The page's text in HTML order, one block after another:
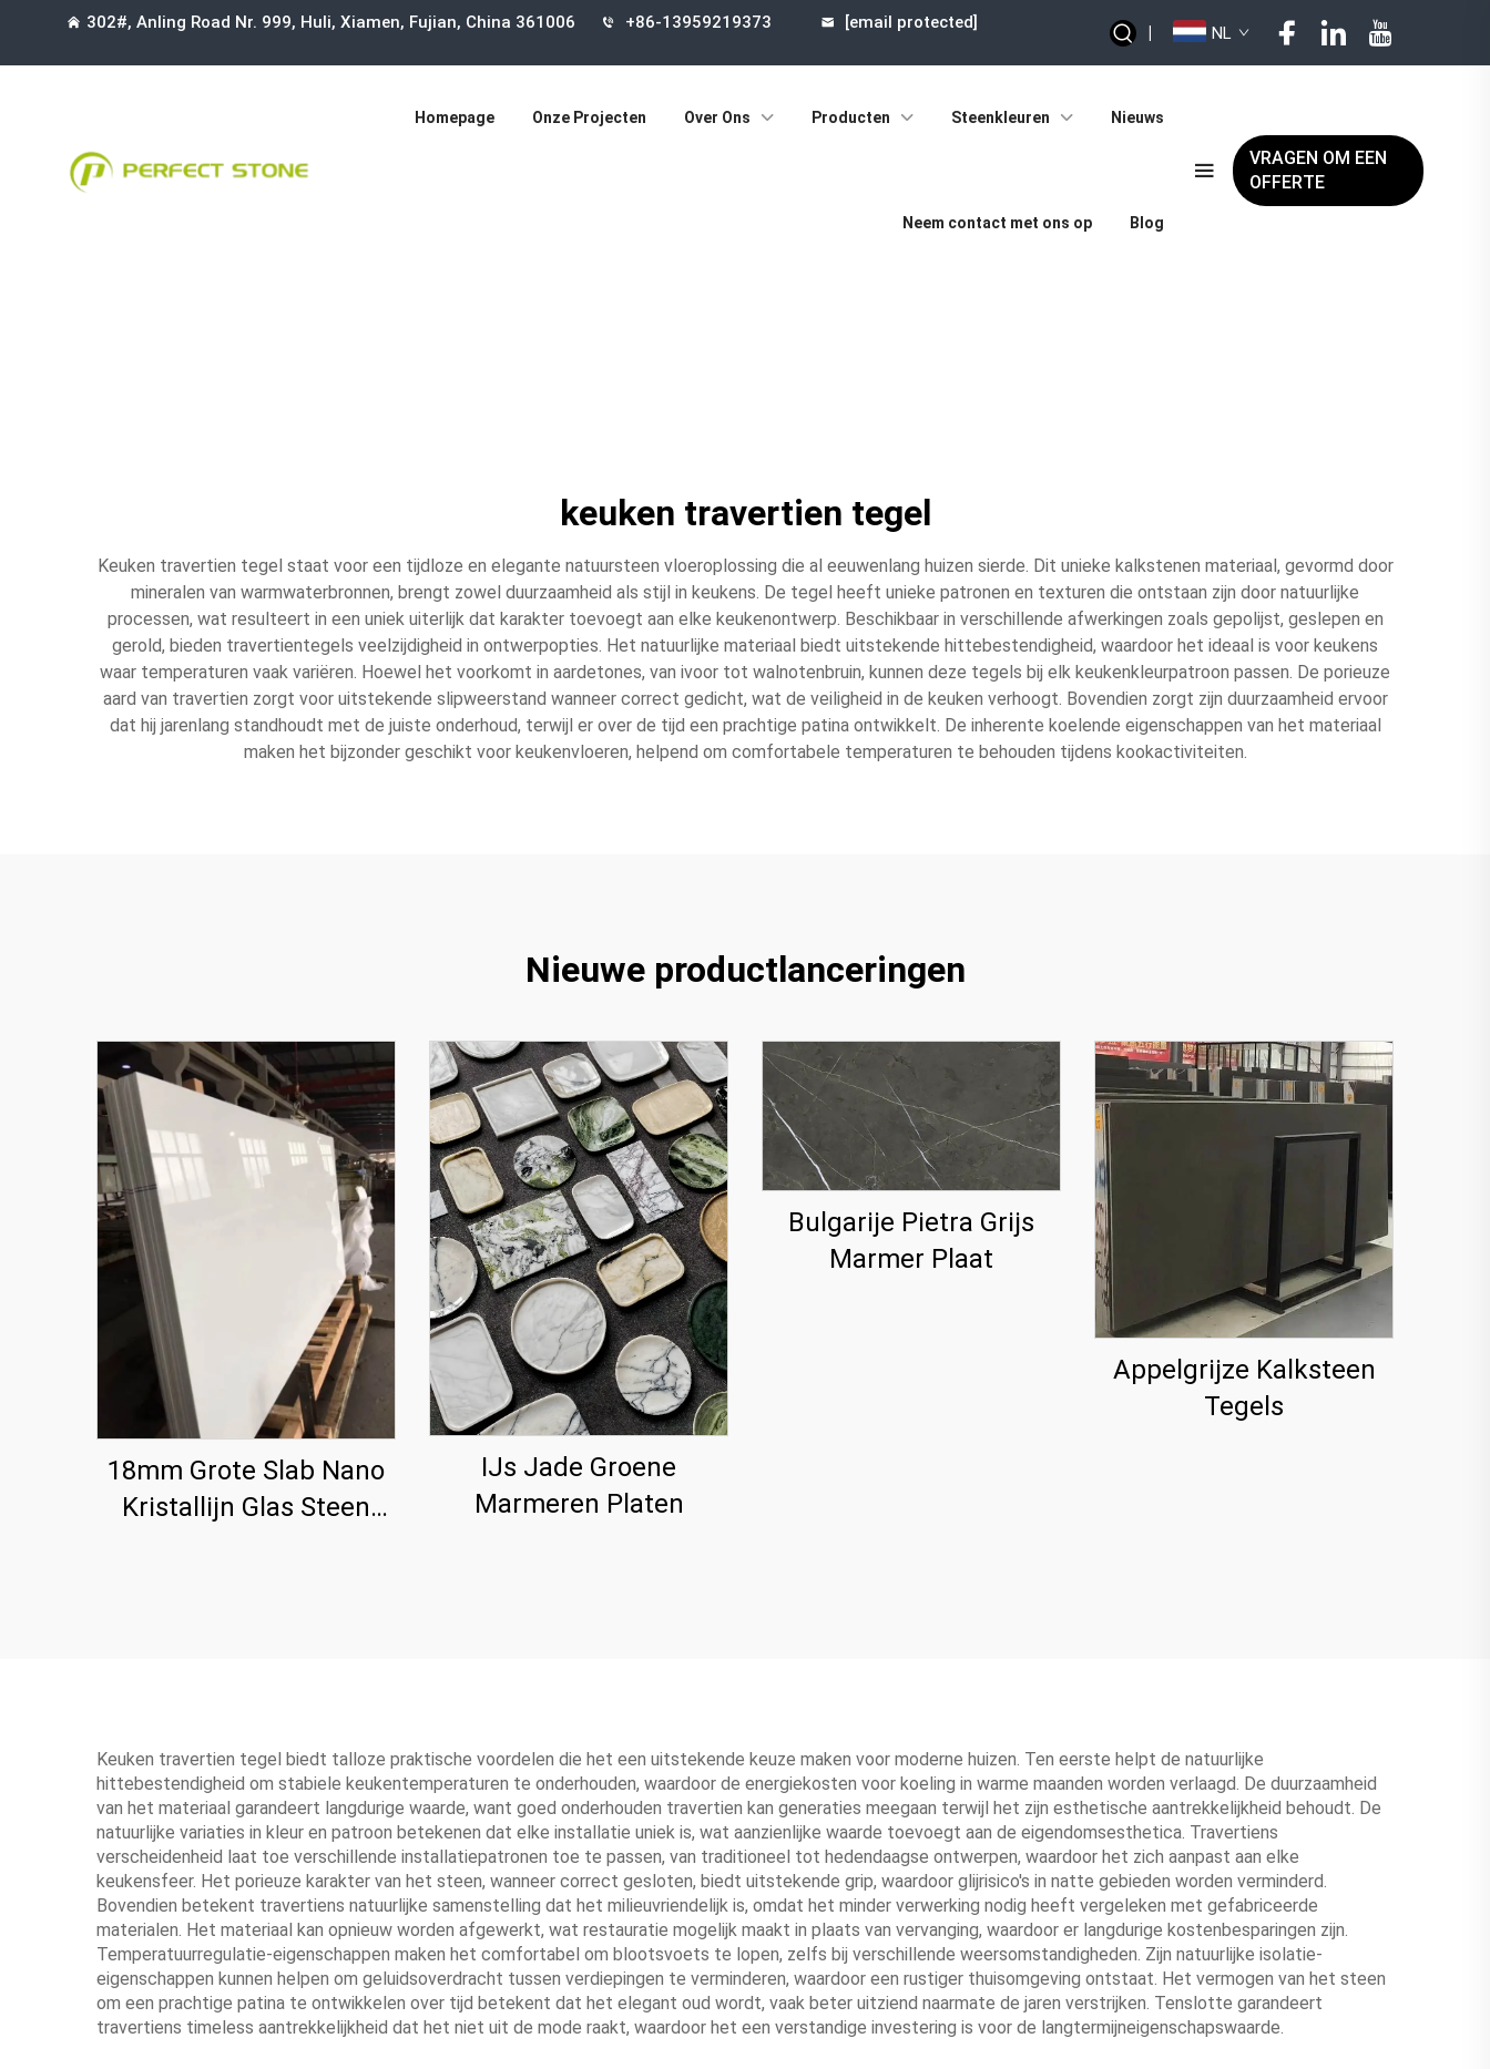
302#, Anling Road Nr. 999, Huli, Xiamen, Fujian, China 361006 +86-13959219373 [email protected] | NL
Homepage Onze Projecten Over Ons Producten Steenkleuren Nieuws
Neem contact met ons op Blog
VRAGEN OM EEN
OFFERTE
keuken travertien tegel
Keuken travertien tegel staat voor een tijdloze en elegante natuursteen vloeroplossing die al eeuwenlang huizen sierde. Dit unieke kalkstenen materiaal, gevormd door
mineralen van warmwaterbronnen, brengt zowel duurzaamheid als stijl in keukens. De tegel heeft unieke patronen en texturen die ontstaan zijn door natuurlijke
processen, wat resulteert in een uniek uiterlijk dat karakter toevoegt aan elke keukenontwerp. Beschikbaar in verschillende afwerkingen zoals gepolijst, geslepen en
gerold, bieden travertientegels veelzijdigheid in ontwerpopties. Het natuurlijke materiaal biedt uitstekende hittebestendigheid, waardoor het ideaal is voor keukens
waar temperaturen vaak variëren. Hoewel het voorkomt in aardetones, van ivoor tot walnotenbruin, kunnen deze tegels bij elk keukenkleurpatroon passen. De porieuze
aard van travertien zorgt voor uitstekende slipweerstand wanneer correct gedicht, wat de veiligheid in de keuken verhoogt. Bovendien zorgt zijn duurzaamheid ervoor
dat hij jarenlang standhoudt met de juiste onderhoud, terwijl er over de tijd een prachtige patina ontwikkelt. De inherente koelende eigenschappen van het materiaal
maken het bijzonder geschikt voor keukenvloeren, helpend om comfortabele temperaturen te behouden tijdens kookactiviteiten.
Nieuwe productlanceringen
18mm Grote Slab Nano
Kristallijn Glas Steen
IJs Jade Groene
Marmeren Platen
Bulgarije Pietra Grijs
Marmer Plaat
Appelgrijze Kalksteen
Tegels
Keuken travertien tegel biedt talloze praktische voordelen die het een uitstekende keuze maken voor moderne huizen. Ten eerste helpt de natuurlijke
hittebestendigheid om stabiele keukentemperaturen te onderhouden, waardoor de energiekosten voor koeling in warme maanden worden verlaagd. De duurzaamheid
van het materiaal garandeert langdurige waarde, want goed onderhouden travertien kan generaties meegaan terwijl het zijn esthetische aantrekkelijkheid behoudt. De
natuurlijke variaties in kleur en patroon betekenen dat elke installatie uniek is, wat aanzienlijke waarde toevoegt aan de eigendomsesthetica. Travertiens
verscheidenheid laat toe verschillende installatiepatronen toe te passen, van traditioneel tot hedendaagse ontwerpen, waardoor het zich aanpast aan elke
keukensfeer. Het porieuze karakter van het steen, wanneer correct gesloten, biedt uitstekende grip, waardoor glijrisico's in natte gebieden worden verminderd.
Bovendien betekent travertiens natuurlijke samenstelling dat het milieuvriendelijk is, omdat het minder verwerking nodig heeft vergeleken met gefabriceerde
materialen. Het materiaal kan opnieuw worden afgewerkt, wat restauratie mogelijk maakt in plaats van vervanging, waardoor er langdurige kostenbesparingen zijn.
Temperatuurregulatie-eigenschappen maken het comfortabel om blootsvoets te lopen, zelfs bij verschillende weersomstandigheden. Zijn natuurlijke isolatie-
eigenschappen kunnen helpen om geluidsoverdracht tussen verdiepingen te verminderen, waardoor een rustiger thuisomgeving ontstaat. Het vermogen van het steen
om een prachtige patina te ontwikkelen over tijd betekent dat het elegant oud wordt, vaak beter uitziend naarmate de jaren verstrijken. Tenslotte garandeert
travertiens timeless aantrekkelijkheid dat het niet uit de mode raakt, waardoor het een verstandige investering is voor de langtermijneigenschapswaarde.